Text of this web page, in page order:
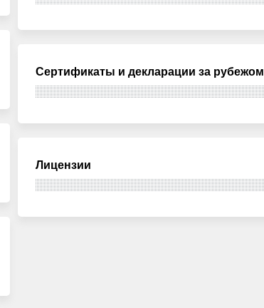
Сертификаты и декларации за рубежом
Лицензии